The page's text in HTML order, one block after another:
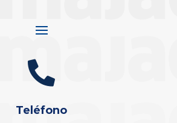

Teléfono